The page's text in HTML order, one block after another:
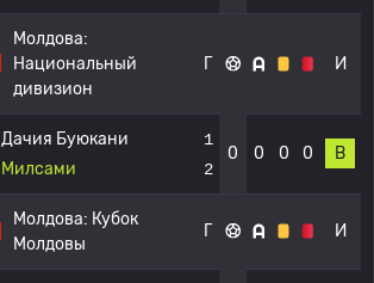
Молдова:
Национальный
дивизион
Г И
Дачия Буюкани
Милсами
1
2
0 0 0 0 В
Молдова: Кубок
Молдовы
Г И